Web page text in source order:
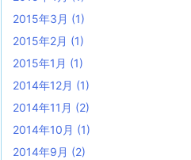
2015年3月 (1)
2015年2月 (1)
2015年1月 (1)
2014年12月 (1)
2014年11月 (2)
2014年10月 (1)
2014年9月 (2)